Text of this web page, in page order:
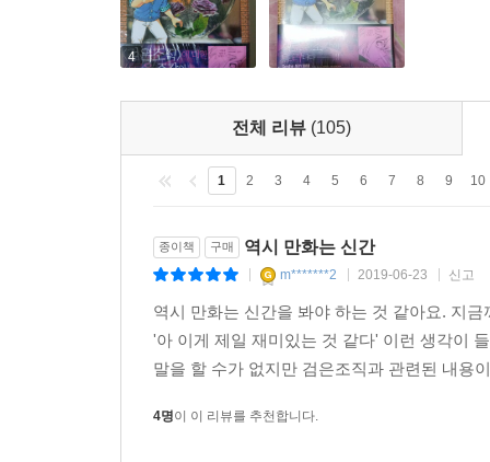
4
전체 리뷰 (105)
1 2 3 4 5 6 7 8 9 10
종이책 구매 역시 만화는 신간
m*******2 2019-06-23 신고
역시 만화는 신간을 봐야 하는 것 같아요. 지
'아 이게 제일 재미있는 것 같다' 이런 생각이
말을 할 수가 없지만 검은조직과 관련된 내용
4명이 이 리뷰를 추천합니다.